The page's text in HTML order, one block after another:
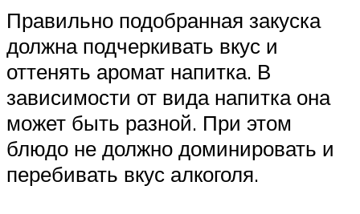
Правильно подобранная закуска
должна подчеркивать вкус и
оттенять аромат напитка. В
зависимости от вида напитка она
может быть разной. При этом
блюдо не должно доминировать и
перебивать вкус алкоголя.